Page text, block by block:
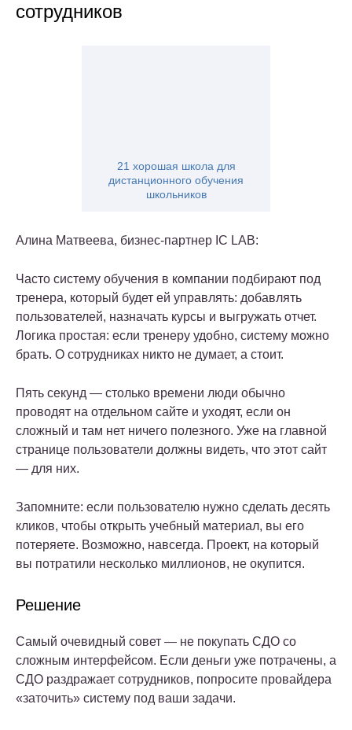
сотрудников
21 хорошая школа для
дистанционного обучения
школьников
Алина Матвеева, бизнес-партнер IC LAB:
Часто систему обучения в компании подбирают под
тренера, который будет ей управлять: добавлять
пользователей, назначать курсы и выгружать отчет.
Логика простая: если тренеру удобно, систему можно
брать. О сотрудниках никто не думает, а стоит.
Пять секунд — столько времени люди обычно
проводят на отдельном сайте и уходят, если он
сложный и там нет ничего полезного. Уже на главной
странице пользователи должны видеть, что этот сайт
— для них.
Запомните: если пользователю нужно сделать десять
кликов, чтобы открыть учебный материал, вы его
потеряете. Возможно, навсегда. Проект, на который
вы потратили несколько миллионов, не окупится.
Решение
Самый очевидный совет — не покупать СДО со
сложным интерфейсом. Если деньги уже потрачены, а
СДО раздражает сотрудников, попросите провайдера
«заточить» систему под ваши задачи.